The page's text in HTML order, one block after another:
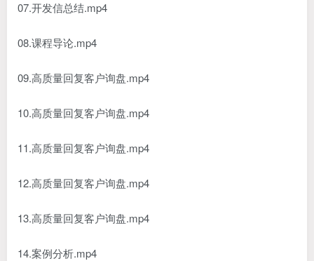
07.开发信总结.mp4
08.课程导论.mp4
09.高质量回复客户询盘.mp4
10.高质量回复客户询盘.mp4
11.高质量回复客户询盘.mp4
12.高质量回复客户询盘.mp4
13.高质量回复客户询盘.mp4
14.案例分析.mp4